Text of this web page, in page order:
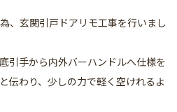
、玄関引戸ドアリモ工事を行いまし
引手から内外バーハンドルへ仕様を
伝わり、少しの力で軽く空けれるよ